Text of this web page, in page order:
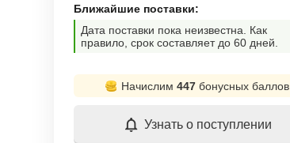
Ближайшие поставки:
Дата поставки пока неизвестна. Как
правило, срок составляет до 60 дней.
Начислим 447бонусных баллов
Узнать о поступлении